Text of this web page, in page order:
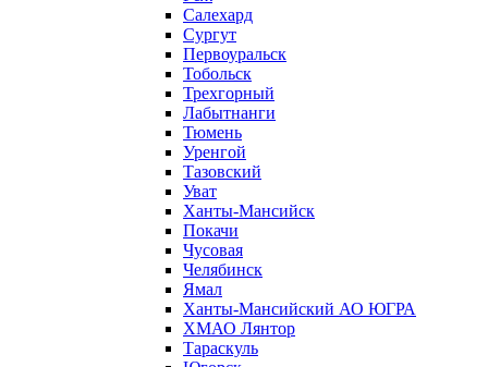
Салехард
Сургут
Первоуральск
Тобольск
Трехгорный
Лабытнанги
Тюмень
Уренгой
Тазовский
Уват
Ханты-Мансийск
Покачи
Чусовая
Челябинск
Ямал
Ханты-Мансийский АО ЮГРА
ХМАО Лянтор
Тараскуль